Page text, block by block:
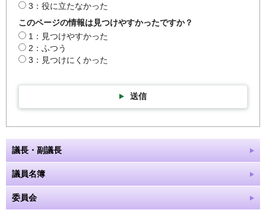
3：役に立たなかった
このページの情報は見つけやすかったですか？
1：見つけやすかった
2：ふつう
3：見つけにくかった
送信
議長・副議長
議員名簿
委員会